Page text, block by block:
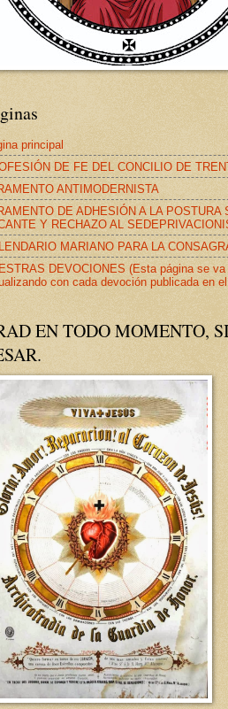
principal
DE FE DEL CONCILIO DE
ANTIMODERNISTA
DE ADHESIÓN A LA POSTURA
Y RECHAZO AL
MARIANO PARA LA
DEVOCIONES (Esta página se va
con cada devoción publicada en
EN TODO MOMENTO,